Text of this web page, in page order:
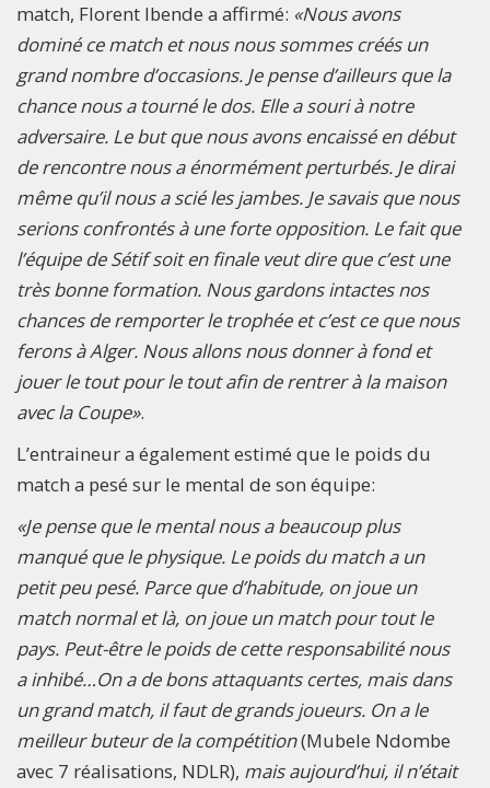
match, Florent Ibende a affirmé: «Nous avons
dominé ce match et nous nous sommes créés un
grand nombre d’occasions. Je pense d’ailleurs que la
chance nous a tourné le dos. Elle a souri à notre
adversaire. Le but que nous avons encaissé en début
de rencontre nous a énormément perturbés. Je dirai
même qu’il nous a scié les jambes. Je savais que nous
serions confrontés à une forte opposition. Le fait que
l’équipe de Sétif soit en finale veut dire que c’est une
très bonne formation. Nous gardons intactes nos
chances de remporter le trophée et c’est ce que nous
ferons à Alger. Nous allons nous donner à fond et
jouer le tout pour le tout afin de rentrer à la maison
avec la Coupe».
L’entraineur a également estimé que le poids du
match a pesé sur le mental de son équipe:
«Je pense que le mental nous a beaucoup plus
manqué que le physique. Le poids du match a un
petit peu pesé. Parce que d’habitude, on joue un
match normal et là, on joue un match pour tout le
pays. Peut-être le poids de cette responsabilité nous
a inhibé…On a de bons attaquants certes, mais dans
un grand match, il faut de grands joueurs. On a le
meilleur buteur de la compétition(Mubele Ndombe
avec 7 réalisations, NDLR), mais aujourd’hui, il n’était